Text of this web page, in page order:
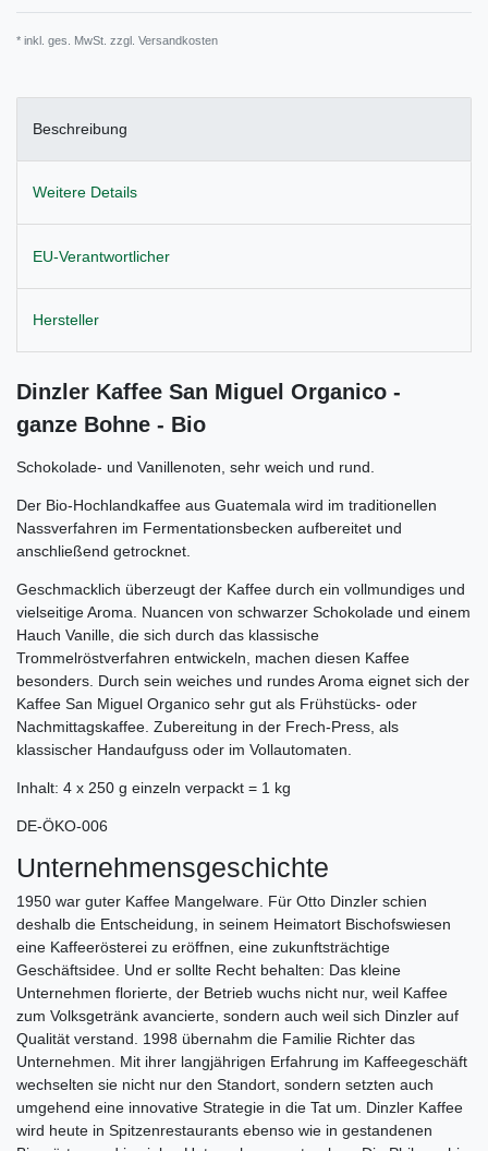
* inkl. ges. MwSt. zzgl. Versandkosten
Beschreibung
Weitere Details
EU-Verantwortlicher
Hersteller
Dinzler Kaffee San Miguel Organico -
ganze Bohne - Bio
Schokolade- und Vanillenoten, sehr weich und rund.
Der Bio-Hochlandkaffee aus Guatemala wird im traditionellen
Nassverfahren im Fermentationsbecken aufbereitet und
anschließend getrocknet.
Geschmacklich überzeugt der Kaffee durch ein vollmundiges und
vielseitige Aroma. Nuancen von schwarzer Schokolade und einem
Hauch Vanille, die sich durch das klassische
Trommelröstverfahren entwickeln, machen diesen Kaffee
besonders. Durch sein weiches und rundes Aroma eignet sich der
Kaffee San Miguel Organico sehr gut als Frühstücks- oder
Nachmittagskaffee. Zubereitung in der Frech-Press, als
klassischer Handaufguss oder im Vollautomaten.
Inhalt: 4 x 250 g einzeln verpackt = 1 kg
DE-ÖKO-006
Unternehmensgeschichte
1950 war guter Kaffee Mangelware. Für Otto Dinzler schien
deshalb die Entscheidung, in seinem Heimatort Bischofswiesen
eine Kaffeerösterei zu eröffnen, eine zukunftsträchtige
Geschäftsidee. Und er sollte Recht behalten: Das kleine
Unternehmen florierte, der Betrieb wuchs nicht nur, weil Kaffee
zum Volksgetränk avancierte, sondern auch weil sich Dinzler auf
Qualität verstand. 1998 übernahm die Familie Richter das
Unternehmen. Mit ihrer langjährigen Erfahrung im Kaffeegeschäft
wechselten sie nicht nur den Standort, sondern setzten auch
umgehend eine innovative Strategie in die Tat um. Dinzler Kaffee
wird heute in Spitzenrestaurants ebenso wie in gestandenen